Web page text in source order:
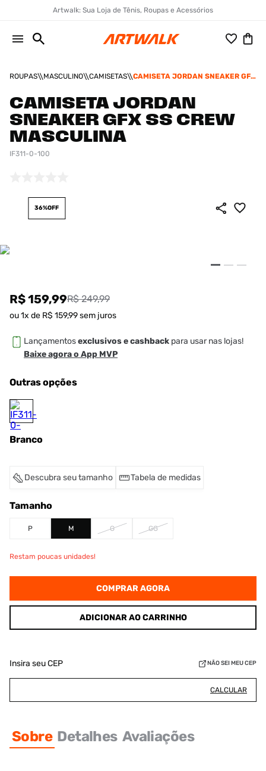
Artwalk: Sua Loja de Tênis, Roupas e Acessórios
ROUPAS MASCULINO CAMISETAS
CAMISETA JORDAN SNEAKER GFX
CAMISETA JORDAN
SNEAKER GFX SS CREW
MASCULINA
IF311-0-100
36%OFF
R$ 159,99R$ 249,99
ou1x de R$ 159,99sem juros
Lançamentosexclusivos e cashback para usar nas lojas!
Baixe agora o App MVP
Outras opções
Branco
Descubra seu tamanho Tabela de medidas
Tamanho
P M G GG
Restam poucas unidades!
COMPRAR AGORA
ADICIONAR AO CARRINHO
Insira seu CEP NÃO SEI MEU CEP
CALCULAR
Sobre Detalhes Avaliações